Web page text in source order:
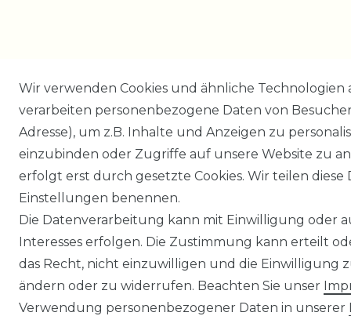
Wir verwenden Cookies und ähnliche
verarbeiten personenbezogene Daten von
Adresse), um z.B. Inhalte und Anzeigen zu
einzubinden oder Zugriffe auf unsere Website zu
erfolgt erst durch gesetzte Cookies. Wir teilen
Einstellungen benennen.
Die Datenverarbeitung kann mit Einwilligung oder
Interesses erfolgen. Die Zustimmung kann erteilt
das Recht, nicht einzuwilligen und die Einwilligung
ändern oder zu widerrufen. Beachten Sie unser
Verwendung personenbezogener Daten in unserer